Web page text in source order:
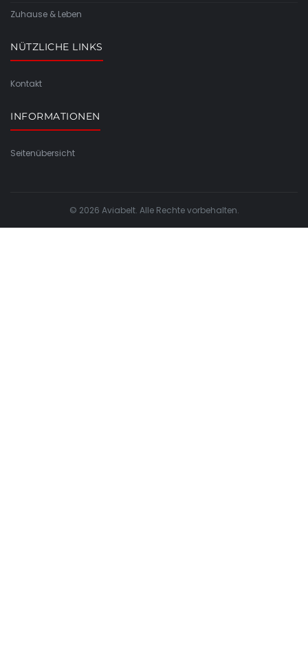
Zuhause & Leben
NÜTZLICHE LINKS
Kontakt
INFORMATIONEN
Seitenübersicht
© 2026 Aviabelt. Alle Rechte vorbehalten.